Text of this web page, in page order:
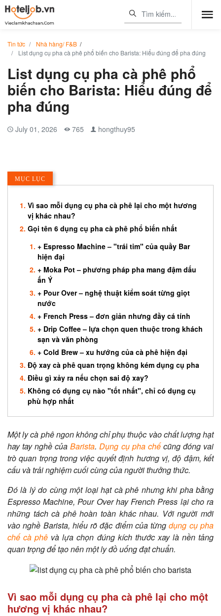
Tin tức Nhà hàng/ F&B /
List dụng cụ pha cà phê phổ biến cho Barista: Hiểu đúng để pha đúng
List dụng cụ pha cà phê phổ
biến cho Barista: Hiểu đúng để
pha đúng
July 01, 2026 765 hongthuy95
MỤC LỤC
Vì sao mỗi dụng cụ pha cà phê lại cho một hương
vị khác nhau?
Gọi tên 6 dụng cụ pha cà phê phổ biến nhất
+ Espresso Machine – "trái tim" của quầy Bar
hiện đại
+ Moka Pot – phương pháp pha mang đậm dấu
ấn Ý
+ Pour Over – nghệ thuật kiểm soát từng giọt
nước
+ French Press – đơn giản nhưng đầy cá tính
+ Drip Coffee – lựa chọn quen thuộc trong khách
sạn và văn phòng
+ Cold Brew – xu hướng của cà phê hiện đại
Độ xay cà phê quan trọng không kém dụng cụ pha
Điều gì xảy ra nếu chọn sai độ xay?
Không có dụng cụ nào "tốt nhất", chỉ có dụng cụ
phù hợp nhất
Một ly cà phê ngon không chỉ phụ thuộc vào chất lượng hạt
hay tay nghề củaBarista.Dụng cụ pha chếcũng đóng vai
trò quan trọng trong việc quyết định hương vị, độ đậm, kết
cấu và trải nghiệm cuối cùng của người thưởng thức.
Đó là lý do cùng một loại hạt cà phê nhưng khi pha bằng
Espresso Machine, Pour Over hay French Press lại cho ra
những tách cà phê hoàn toàn khác nhau. Với người mới
vào nghề Barista, hiểu rõ đặc điểm của từngdụng cụ pha
chế cà phê và lựa chọn đúng kích thước xay là nền tảng
quan trọng để tạo nên một ly đồ uống đạt chuẩn.
Vì sao mỗi dụng cụ pha cà phê lại cho một
hương vị khác nhau?